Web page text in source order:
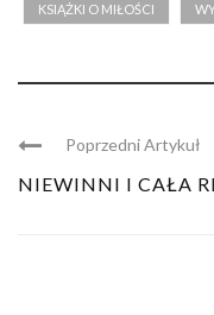
KSIĄŻKI O MIŁOŚCI
Poprzedni Artykuł
NIEWINNI I CAŁA